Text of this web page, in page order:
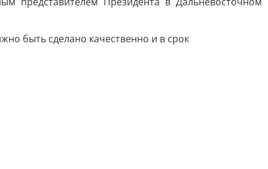
быть сделано качественно и в срок